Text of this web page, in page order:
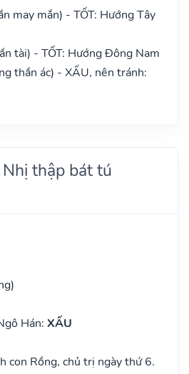
may mắn) - TỐT: Hướng Tây
tài) - TỐT: Hướng Đông Nam
thần ác) - XẤU, nên tránh:
thập bát tú
Hán: XẤU
con Rồng, chủ trị ngày thứ 6.